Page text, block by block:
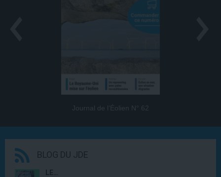
Journal de l’Éolien N° 62
BLOG DU JDE
LE…